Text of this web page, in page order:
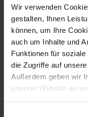
Wir verwenden
gestalten, Ihnen
können, um Ihre
auch um Inhalte und
Funktionen für
die Zugriffe auf
Außerdem geben wir
unserer Website an
Werbung und
Juni 1828
Aufenthalt
Heiligenkreuz
19.11.1828